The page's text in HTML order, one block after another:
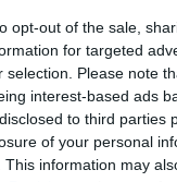
opt-out of the sale,
for targeted
selection. Please note
interest-based ads
to third parties
of your personal
This information may
με
βραβείο γιατί
να δείτε.